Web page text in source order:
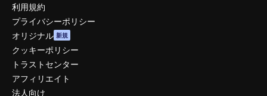
利用規約
プライバシーポリシー
オリジナル 新規
クッキーポリシー
トラストセンター
アフィリエイト
法人向け